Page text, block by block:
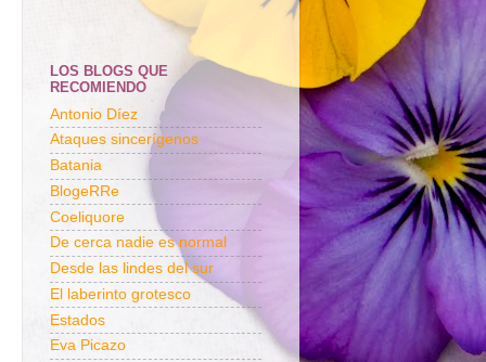
LOS BLOGS QUE
RECOMIENDO
Antonio Díez
Ataques sincerígenos
Batania
BlogeRRe
Coeliquore
De cerca nadie es normal
Desde las lindes del sur
El laberinto grotesco
Estados
Eva Picazo